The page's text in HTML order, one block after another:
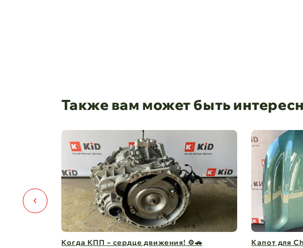
Также вам может быть
сердце движения! ⚙️🚗
Капот для Changan UNI-V – когда стиль и